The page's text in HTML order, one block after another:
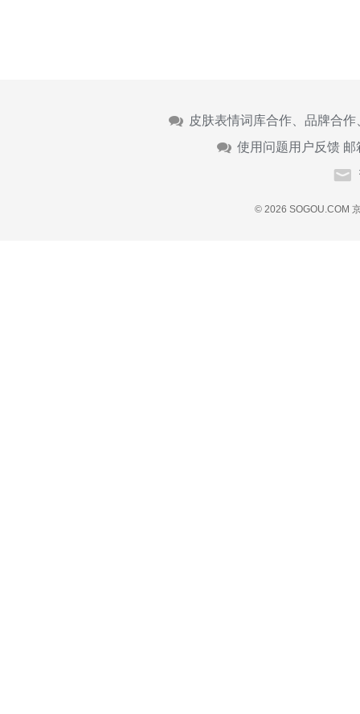
皮肤表情词库合作、品牌合
使用问题用户反馈 邮
© 2026 SOGOU.COM